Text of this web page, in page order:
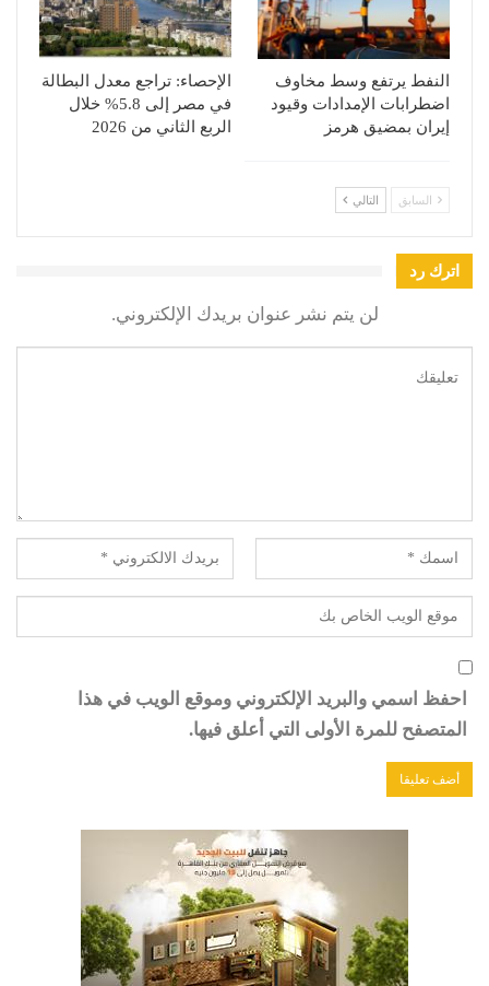
النفط يرتفع وسط مخاوف
اضطرابات الإمدادات وقيود
إيران بمضيق هرمز
الإحصاء: تراجع معدل البطالة
في مصر إلى 5.8% خلال
الربع الثاني من 2026
السابق التالي
اترك رد
لن يتم نشر عنوان بريدك الإلكتروني.
احفظ اسمي والبريد الإلكتروني وموقع الويب في هذا
المتصفح للمرة الأولى التي أعلق فيها.